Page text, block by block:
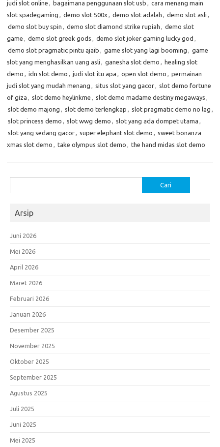
judi slot online , bagaimana penggunaan slot usb , cara menang main
slot spadegaming , demo slot 500x , demo slot adalah , demo slot asli ,
demo slot buy spin , demo slot diamond strike rupiah , demo slot
game , demo slot greek gods , demo slot joker gaming lucky god ,
demo slot pragmatic pintu ajaib , game slot yang lagi booming , game
slot yang menghasilkan uang asli , ganesha slot demo , healing slot
demo , idn slot demo , judi slot itu apa , open slot demo , permainan
judi slot yang mudah menang , situs slot yang gacor, slot demo fortune
of giza , slot demo heylinkme , slot demo madame destiny megaways ,
slot demo majong , slot demo terlengkap , slot pragmatic demo no lag ,
slot princess demo , slot wwg demo , slot yang ada dompet utama ,
slot yang sedang gacor, super elephant slot demo , sweet bonanza
xmas slot demo , take olympus slot demo , the hand midas slot demo
untuk:
Arsip
Juni 2026
Mei 2026
April 2026
Maret 2026
Februari 2026
Januari 2026
Desember 2025
November 2025
Oktober 2025
September 2025
Agustus 2025
Juli 2025
Juni 2025
Mei 2025